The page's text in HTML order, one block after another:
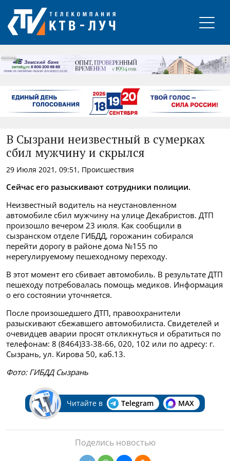
РЕКЛАМА
В Сызрани неизвестный в сумерках
сбил мужчину и скрылся
29 Июля 2021, 09:51, Происшествия
Сейчас его разыскивают сотрудники полиции.
Неизвестный водитель на неустановленном
автомобиле сбил мужчину на улице Декабристов. ДТП
произошло вечером 23 июля. Как сообщили в
сызранском отделе ГИБДД, горожанин собирался
перейти дорогу в районе дома №155 по
нерегулируемому пешеходному переходу.
В этот момент его сбивает автомобиль. В результате ДТП
пешеходу потребовалась помощь медиков. Информация
о его состоянии уточняется.
После произошедшего ДТП, правоохранители
разыскивают сбежавшего автомобилиста. Свидетелей и
очевидцев аварии просят откликнуться и обратиться по
телефонам: 8 (8464)33-38-66, 020, 102 или по адресу: г.
Сызрань, ул. Кирова 50, каб.13.
Фото: ГИБДД Сызрань
Читайте в Telegram MAX
Поделись новостью